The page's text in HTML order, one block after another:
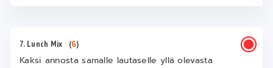
7. Lunch Mix (G)
Kaksi annosta samalle lautaselle yllä olevasta